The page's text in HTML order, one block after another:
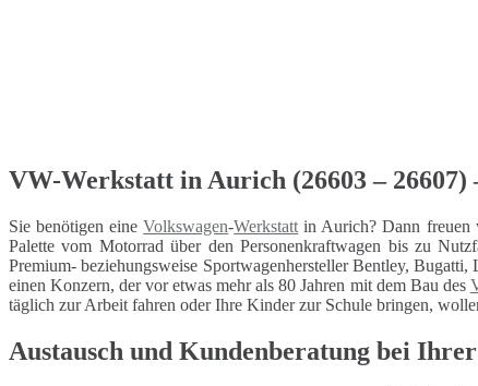
VW-Werkstatt in Aurich (26603 –
Sie benötigen eineVolkswagen-Werkstatt in Aurich? Dann freuen
Palette vom Motorrad über den Personenkraftwagen bis zu
Premium- beziehungsweise Sportwagenhersteller Bentley,
einen Konzern, der vor etwas mehr als 80 Jahren mit dem Bau des
täglich zur Arbeit fahren oder Ihre Kinder zur Schule bringen,
Austausch und Kundenberatung bei